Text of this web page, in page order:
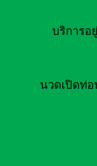
บริการอ
นวดเปิดท่